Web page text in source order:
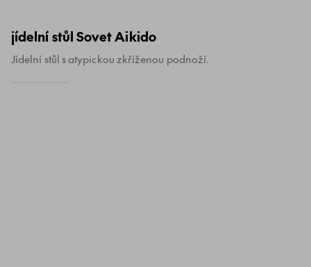
jídelní stůl Sovet Aikido
Jídelní stůl s atypickou zkříženou podnoží.